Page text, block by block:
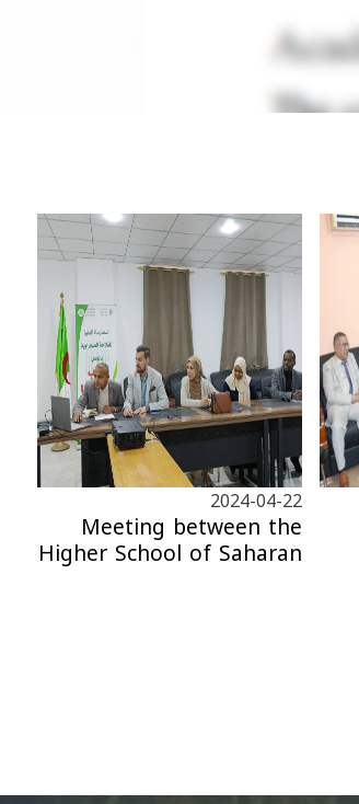
2024-04-22
Meeting between the
Higher School of Saharan
Agriculture - El Oued and